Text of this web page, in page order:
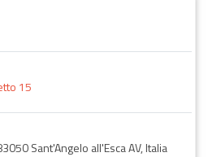
15
Sant'Angelo all'Esca AV, Italia